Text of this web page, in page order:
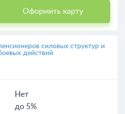
Оформить карту
силовых структур и
действий
Нет
до 5%